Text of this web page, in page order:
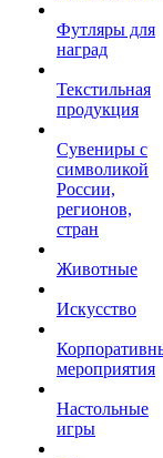
Футляры для
наград
Текстильная
продукция
Сувениры с
символикой
России,
регионов,
стран
Животные
Искусство
мероприятия
Настольные
игры